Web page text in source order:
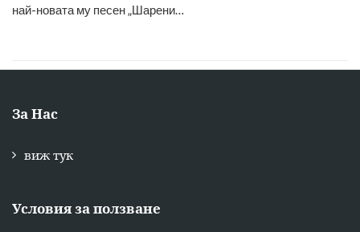
най-новата му песен „Шарени…
За Нас
виж тук
Условия за ползване